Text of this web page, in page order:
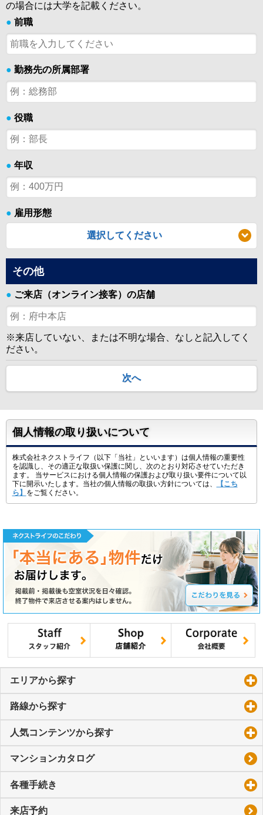
の場合には大学を記載ください。
● 前職
● 勤務先の所属部署
● 役職
● 年収
● 雇用形態
選択してください
その他
● ご来店（オンライン接客）の店舗
※来店していない、または不明な場合、なしと記入してく
ださい。
次へ
個人情報の取り扱いについて
株式会社ネクストライフ（以下「当社」といいます）は個人情報の重要性
を認識し、その適正な取扱い保護に関し、次のとおり対応させていただき
ます。 当サービスにおける個人情報の保護および取り扱い要件について以
下に開示いたします。当社の個人情報の取扱い方針については、
【こち
ら】
をご覧ください。
エリアから探す
路線から探す
人気コンテンツから探す
マンションカタログ
各種手続き
来店予約